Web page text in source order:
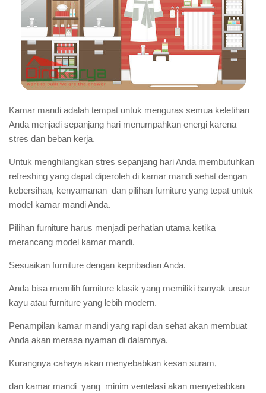
Kamar mandi adalah tempat untuk menguras semua keletihan
Anda menjadi sepanjang hari menumpahkan energi karena
stres dan beban kerja.
Untuk menghilangkan stres sepanjang hari Anda membutuhkan
refreshing yang dapat diperoleh di kamar mandi sehat dengan
kebersihan, kenyamanan dan pilihan furniture yang tepat untuk
model kamar mandi Anda.
Pilihan furniture harus menjadi perhatian utama ketika
merancang model kamar mandi.
Sesuaikan furniture dengan kepribadian Anda.
Anda bisa memilih furniture klasik yang memiliki banyak unsur
kayu atau furniture yang lebih modern.
Penampilan kamar mandi yang rapi dan sehat akan membuat
Anda akan merasa nyaman di dalamnya.
Kurangnya cahaya akan menyebabkan kesan suram,
dan kamar mandi yang minim ventelasi akan menyebabkan